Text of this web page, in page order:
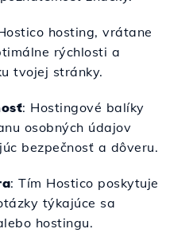
hosting, vrátane
rýchlosti a
tvojej stránky.
: Hostingové balíky
osobných údajov
bezpečnosť a dôveru.
: Tím Hostico poskytuje
týkajúce sa
hostingu.